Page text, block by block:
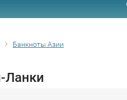
Банкноты Азии
Ланки